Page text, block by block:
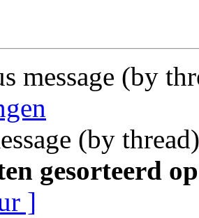
message (by
(by
gesorteerd
]